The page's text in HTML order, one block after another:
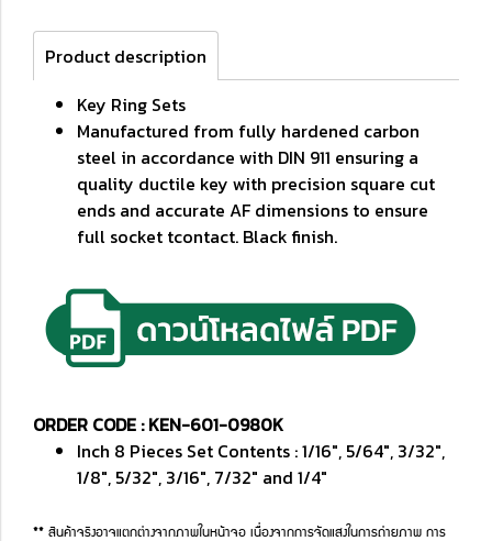
Product description
Key Ring Sets
Manufactured from fully hardened carbon
steel in accordance with DIN 911 ensuring a
quality ductile key with precision square cut
ends and accurate AF dimensions to ensure
full socket tcontact. Black finish.
ORDER CODE : KEN-601-0980K
Inch 8 Pieces Set Contents : 1/16", 5/64", 3/32",
1/8", 5/32", 3/16", 7/32" and 1/4"
** สินค้าจริงอาจแตกต่างจากภาพในหน้าจอ เนื่องจากการจัดแสงในการถ่ายภาพ การ